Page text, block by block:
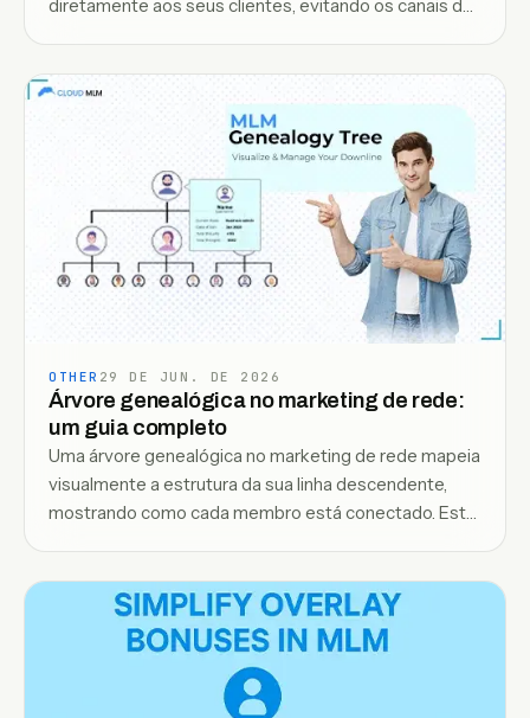
diretamente aos seus clientes, evitando os canais de
OTHER 29 DE JUN. DE 2026
Árvore genealógica no marketing de rede:
um guia completo
Uma árvore genealógica no marketing de rede mapeia
visualmente a estrutura da sua linha descendente,
mostrando como cada membro está conectado. Este
desempenho mais forte da equipe.